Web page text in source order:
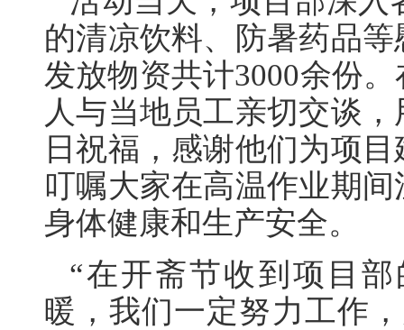
的清凉饮料、防暑药品
发放物资共计3000余份
人与当地员工亲切交谈
日祝福，感谢他们为项
叮嘱大家在高温作业期
身体健康和生产安全。
“在开斋节收到项目
暖，我们一定努力工作